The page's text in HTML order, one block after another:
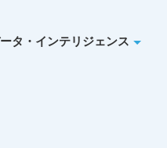
タ・インテリジェンス